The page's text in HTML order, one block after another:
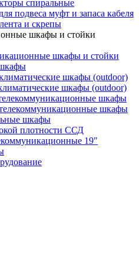
спиральные
подвеса муфт и запаса кабеля
и скрепы
шкафы и стойки
шкафы и стойки
шкафы (outdoor)
шкафы (outdoor)
шкафы
шкафы
шкафы
плотности ССД
19"